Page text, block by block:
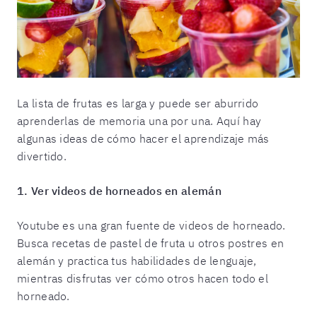
La lista de frutas es larga y puede ser aburrido
aprenderlas de memoria una por una. Aquí hay
algunas ideas de cómo hacer el aprendizaje más
divertido.
1. Ver videos de horneados en alemán
Youtube es una gran fuente de videos de horneado.
Busca recetas de pastel de fruta u otros postres en
alemán y practica tus habilidades de lenguaje,
mientras disfrutas ver cómo otros hacen todo el
horneado.